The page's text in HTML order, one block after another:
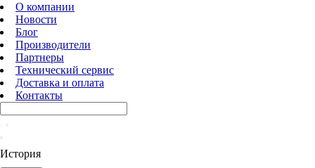
О компании
Новости
Блог
Производители
Партнеры
Технический сервис
Доставка и оплата
Контакты
История